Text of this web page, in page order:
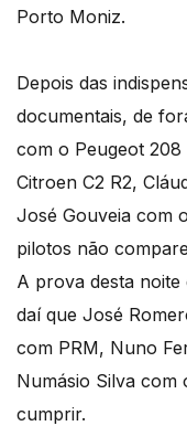
Porto Moniz.
Depois das
documentais, de
com o Peugeot
Citroen C2 R2,
José Gouveia com
pilotos não
A prova desta noite
daí que José
com PRM, Nuno
Numásio Silva com
cumprir.